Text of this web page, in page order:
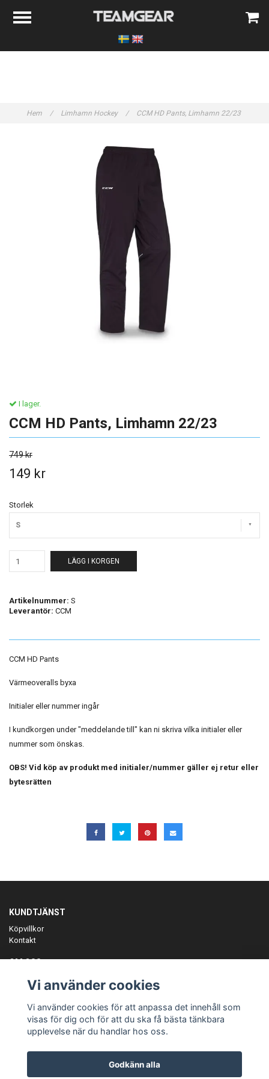
Hem / Limhamn Hockey / CCM HD Pants, Limhamn 22/23
I lager.
CCM HD Pants, Limhamn 22/23
749 kr
149 kr
Storlek
S
LÄGG I KORGEN
Artikelnummer: S
Leverantör: CCM
CCM HD Pants
Värmeoveralls byxa
Initialer eller nummer ingår
I kundkorgen under "meddelande till" kan ni skriva vilka initialer eller
nummer som önskas.
OBS! Vid köp av produkt med initialer/nummer gäller ej retur eller
bytesrätten
KUNDTJÄNST
Köpvillkor
Kontakt
OM OSS
ANMÄL DIG TILL VÅRT NYHETSBREV
Prenumerera
Vi använder cookies
Vi använder cookies för att anpassa det innehåll som
visas för dig och för att du ska få bästa tänkbara
upplevelse när du handlar hos oss.
Godkänn alla